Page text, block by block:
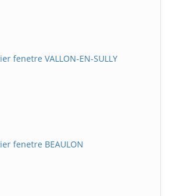
fenetre VALLON-EN-SULLY
fenetre BEAULON